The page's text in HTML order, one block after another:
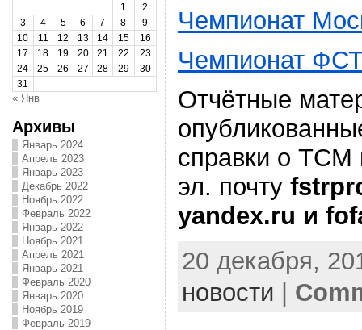
1
2
3
4 5 6 7 8
9
10
11 12 13 14 15
16
17
18 19 20 21 22
23
24
25 26 27 28 29
30
31
« Янв
Архивы
Январь 2024
Апрель 2023
Январь 2023
Декабрь 2022
Ноябрь 2022
Февраль 2022
Январь 2022
Ноябрь 2021
Апрель 2021
Январь 2021
Февраль 2020
Январь 2020
Ноябрь 2019
Февраль 2019
Чемпионат
Чемпионат
Отчётные
справки о ТСМ
эл. почту
yandex.ru и
20 декабря,
новости